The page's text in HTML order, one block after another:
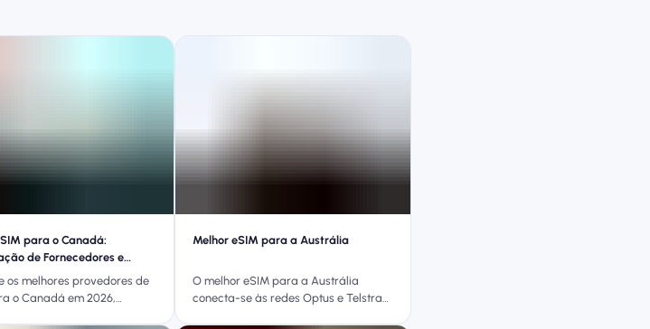
para o Canadá:
de Fornecedores e
os melhores provedores de
o Canadá em 2026,
Melhor eSIM para a Austrália
O melhor eSIM para a Austrália
conecta-se às redes Optus e Telstra